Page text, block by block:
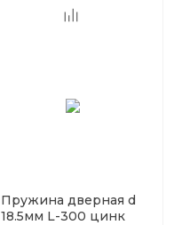
Пружина дверная d
18.5мм L-300 цинк